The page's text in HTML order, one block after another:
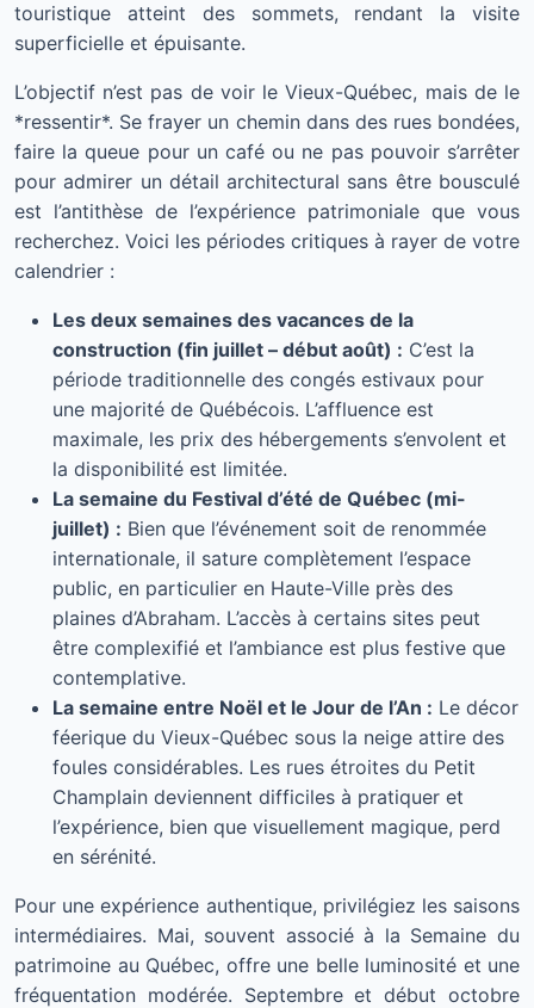
touristique atteint des sommets, rendant la visite
superficielle et épuisante.
L’objectif n’est pas de voir le Vieux-Québec, mais de le
*ressentir*. Se frayer un chemin dans des rues bondées,
faire la queue pour un café ou ne pas pouvoir s’arrêter
pour admirer un détail architectural sans être bousculé
est l’antithèse de l’expérience patrimoniale que vous
recherchez. Voici les périodes critiques à rayer de votre
calendrier :
Les deux semaines des vacances de la
construction (fin juillet – début août) : C’est la
période traditionnelle des congés estivaux pour
une majorité de Québécois. L’affluence est
maximale, les prix des hébergements s’envolent et
la disponibilité est limitée.
La semaine du Festival d’été de Québec (mi-
juillet) : Bien que l’événement soit de renommée
internationale, il sature complètement l’espace
public, en particulier en Haute-Ville près des
plaines d’Abraham. L’accès à certains sites peut
être complexifié et l’ambiance est plus festive que
contemplative.
La semaine entre Noël et le Jour de l’An : Le décor
féerique du Vieux-Québec sous la neige attire des
foules considérables. Les rues étroites du Petit
Champlain deviennent difficiles à pratiquer et
l’expérience, bien que visuellement magique, perd
en sérénité.
Pour une expérience authentique, privilégiez les saisons
intermédiaires. Mai, souvent associé à la Semaine du
patrimoine au Québec, offre une belle luminosité et une
fréquentation modérée. Septembre et début octobre